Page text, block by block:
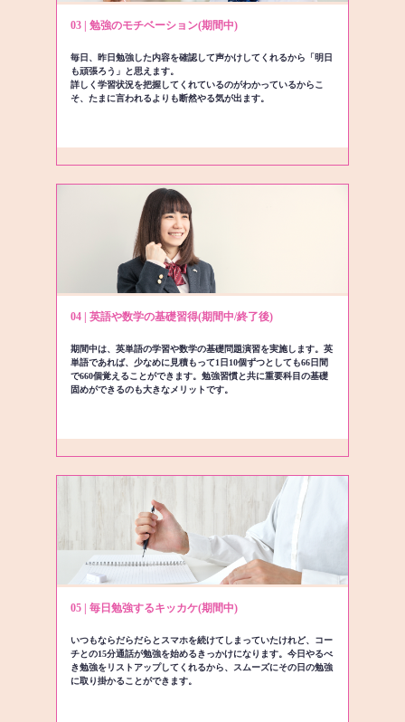
03 | 勉強のモチベーション(期間中)
毎日、昨日勉強した内容を確認して声かけしてくれるから「明日
も頑張ろう」と思えます。
詳しく学習状況を把握してくれているのがわかっているからこ
そ、たまに言われるよりも断然やる気が出ます。
04 | 英語や数学の基礎習得(期間中/終了後)
期間中は、英単語の学習や数学の基礎問題演習を実施します。英
単語であれば、少なめに見積もって1日10個ずつとしても66日間
で660個覚えることができます。勉強習慣と共に重要科目の基礎
固めができるのも大きなメリットです。
05 | 毎日勉強するキッカケ(期間中)
いつもならだらだらとスマホを続けてしまっていたけれど、コー
チとの15分通話が勉強を始めるきっかけになります。今日やるべ
き勉強をリストアップしてくれるから、スムーズにその日の勉強
に取り掛かることができます。